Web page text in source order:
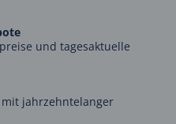
und tagesaktuelle
jahrzehntelanger